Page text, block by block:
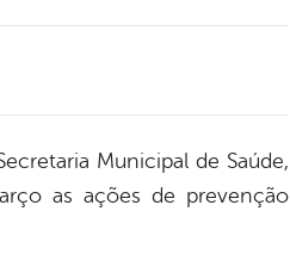
Municipal de Saúde,
as ações de prevenção